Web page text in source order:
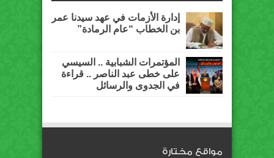
إدارة الأزمات في عهد سيدنا عمر
بن الخطاب “عام الرمادة”
المؤتمرات الشبابية .. السيسي
على خطى عبد الناصر .. قراءة
في الجدوى والرسائل
مواقع مختارة